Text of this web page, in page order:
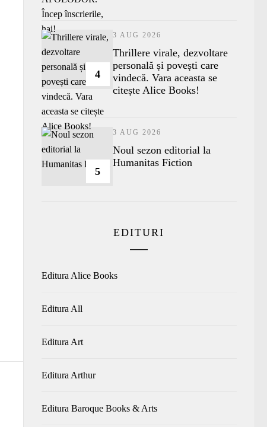
4
3 AUG 2026
Thrillere virale, dezvoltare
personală și povești care
vindecă. Vara aceasta se
citește Alice Books!
5
3 AUG 2026
​Noul sezon editorial la
Humanitas Fiction
EDITURI
Editura Alice Books
Editura All
Editura Art
Editura Arthur
Editura Baroque Books & Arts